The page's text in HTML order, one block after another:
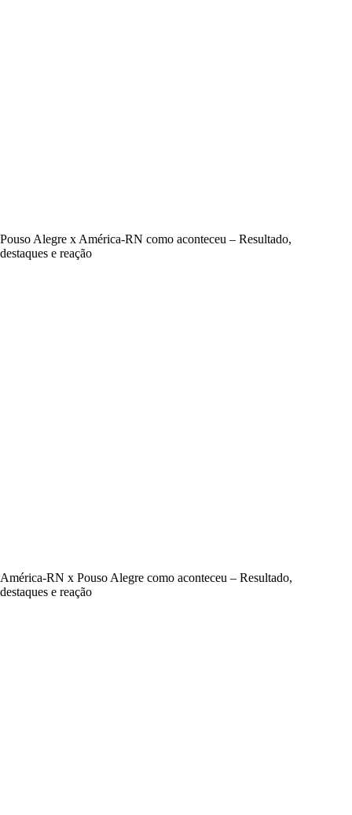
Pouso Alegre x América-RN como aconteceu – Resultado,
destaques e reação
América-RN x Pouso Alegre como aconteceu – Resultado,
destaques e reação